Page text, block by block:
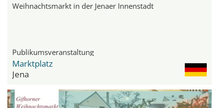
Weihnachtsmarkt in der Jenaer Innenstadt
Publikumsveranstaltung
Marktplatz
Jena